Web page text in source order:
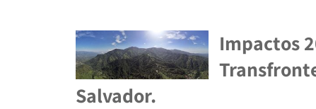
Impactos
Salvador.